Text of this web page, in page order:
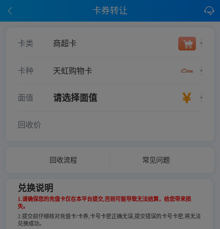
卡券转让
卡类 商超卡
卡种 天虹购物卡
面值 请选择面值
回收价
回收流程 常见问题
兑换说明
1.请确保您的充值卡仅在本平台提交,否则可能导致无法结算，给您带来损
失。
2.提交前仔细核对充值卡/卡券,卡号卡密正确无误,提交错误的卡号卡密,将无法
兑换成功。